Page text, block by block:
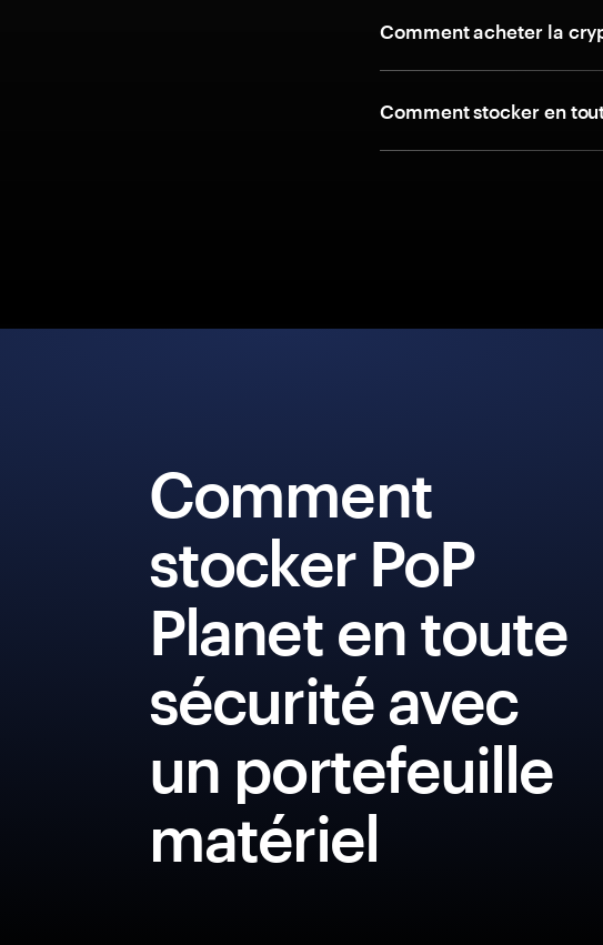
Comment acheter la
Comment stocker en
Comment
stocker PoP
Planet en toute
sécurité avec
un portefeuille
matériel